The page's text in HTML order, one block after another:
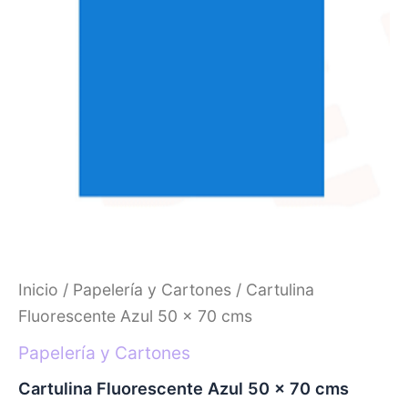
Inicio / Papelería y Cartones / Cartulina
Fluorescente Azul 50 x 70 cms
Papelería y Cartones
Cartulina Fluorescente Azul 50 x 70 cms